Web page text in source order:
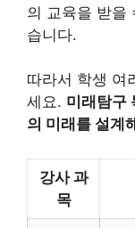
의 교육을 받을
습니다.
따라서 학생 여
세요. 미래탐구
의 미래를 설계
강사 과
목